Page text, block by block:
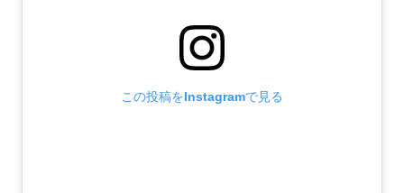
この投稿をInstagramで見る